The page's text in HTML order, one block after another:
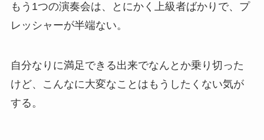
もう1つの演奏会は、とにかく上級者ばかりで、プ
レッシャーが半端ない。
自分なりに満足できる出来でなんとか乗り切った
けど、こんなに大変なことはもうしたくない気が
する。